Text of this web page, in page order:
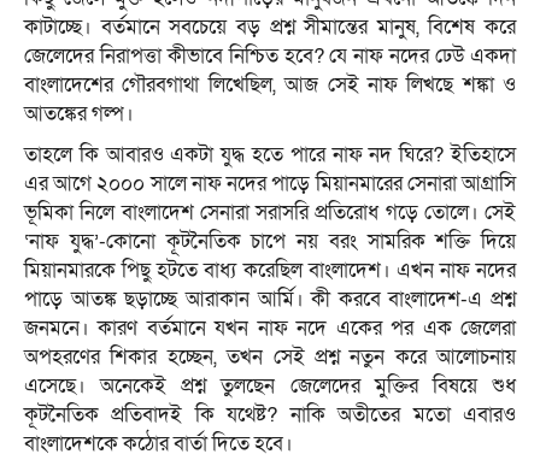
কাটাচ্ছে। বর্তমানে সবচেয়ে বড় প্রশ্ন সীমান্তের মানুষ, বিশেষ করে
জেলেদের নিরাপত্তা কীভাবে নিশ্চিত হবে? যে নাফ নদের ঢেউ একদা
বাংলাদেশের গৌরবগাথা লিখেছিল, আজ সেই নাফ লিখছে শঙ্কা ও
আতঙ্কের গল্প।
তাহলে কি আবারও একটা যুদ্ধ হতে পারে নাফ নদ ঘিরে? ইতিহাসে
এর আগে ২০০০ সালে নাফ নদের পাড়ে মিয়ানমারের সেনারা আগ্রাসি
ভূমিকা নিলে বাংলাদেশ সেনারা সরাসরি প্রতিরোধ গড়ে তোলে। সেই
‘নাফ যুদ্ধ’-কোনো কূটনৈতিক চাপে নয় বরং সামরিক শক্তি দিয়ে
মিয়ানমারকে পিছু হটতে বাধ্য করেছিল বাংলাদেশ। এখন নাফ নদের
পাড়ে আতঙ্ক ছড়াচ্ছে আরাকান আর্মি। কী করবে বাংলাদেশ-এ প্রশ্ন
জনমনে। কারণ বর্তমানে যখন নাফ নদে একের পর এক জেলেরা
অপহরণের শিকার হচ্ছেন, তখন সেই প্রশ্ন নতুন করে আলোচনায়
এসেছে। অনেকেই প্রশ্ন তুলছেন জেলেদের মুক্তির বিষয়ে শুধ
কূটনৈতিক প্রতিবাদই কি যথেষ্ট? নাকি অতীতের মতো এবারও
বাংলাদেশকে কঠোর বার্তা দিতে হবে।